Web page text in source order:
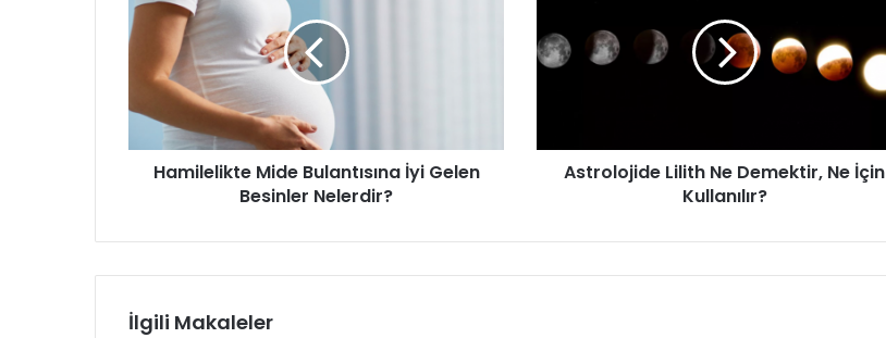
Bulantısına
İyi
Besinler
Nelerdir?
Hamilelikte Mide Bulantısına İyi Gelen
Besinler Nelerdir?
Demektir,
Ne
Astrolojide Lilith Ne Demektir, Ne İçin
Kullanılır?
İlgili Makaleler